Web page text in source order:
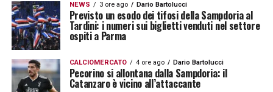
NEWS 3 ore ago Dario Bartolucci
Previsto un esodo dei tifosi della Sampdoria al
Tardini: i numeri sui biglietti venduti nel settore
ospiti a Parma
CALCIOMERCATO 4 ore ago Dario Bartolucci
Pecorino si allontana dalla Sampdoria: il
Catanzaro è vicino all’attaccante